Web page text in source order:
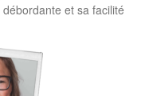
et sa facilité